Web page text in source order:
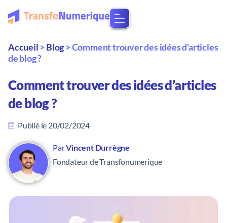
Accueil > Blog >Comment trouver des idées d’articles
de blog ?
Comment trouver des idées d’articles
de blog ?
Publié le 20/02/2024
ParVincent Durrègne
Fondateur de Transfonumerique